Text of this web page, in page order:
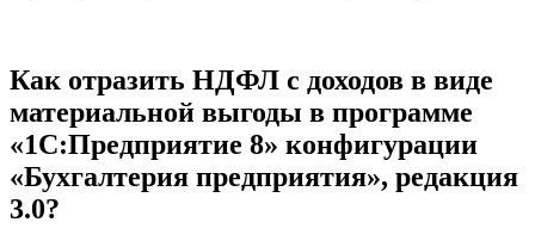
Как отразить НДФЛ с доходов в виде
материальной выгоды в программе
«1С:Предприятие 8» конфигурации
«Бухгалтерия предприятия», редакция
3.0?